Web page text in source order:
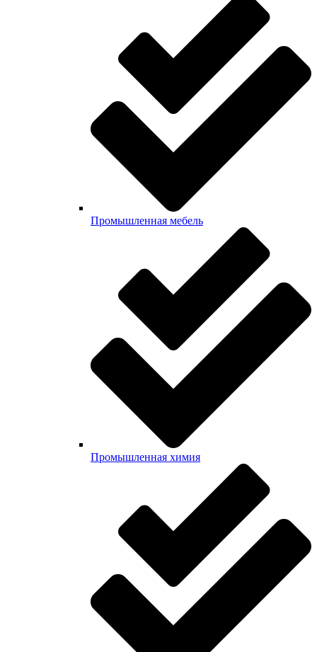
Промышленная мебель
Промышленная химия